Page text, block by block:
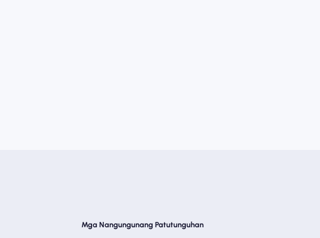
Mga Nangungunang Patutunguhan